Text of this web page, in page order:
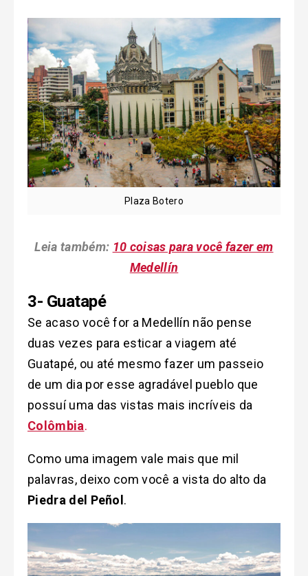
Plaza Botero
Leia também: 10 coisas para você fazer em
Medellín
3- Guatapé
Se acaso você for a Medellín não pense
duas vezes para esticar a viagem até
Guatapé, ou até mesmo fazer um passeio
de um dia por esse agradável pueblo que
possuí uma das vistas mais incríveis da
Colômbia.
Como uma imagem vale mais que mil
palavras, deixo com você a vista do alto da
Piedra del Peñol.